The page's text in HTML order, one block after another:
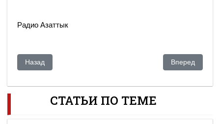
Радио Азаттык
Предыдущий: Вниз со свистом
Назад Следующий:
Вперед
СТАТЬИ ПО ТЕМЕ